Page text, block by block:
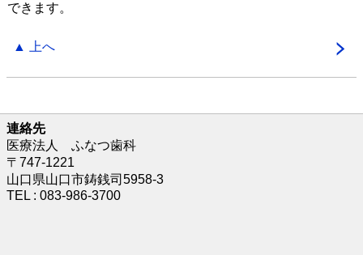
できます。
▲ 上へ
連絡先
医療法人 ふなつ歯科
〒747-1221
山口県山口市鋳銭司5958-3
TEL : 083-986-3700